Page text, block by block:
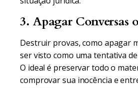
3. Apagar Conversas
Destruir provas, como apagar
ser visto como uma tentativa
O ideal é preservar todo o
comprovar sua inocência e